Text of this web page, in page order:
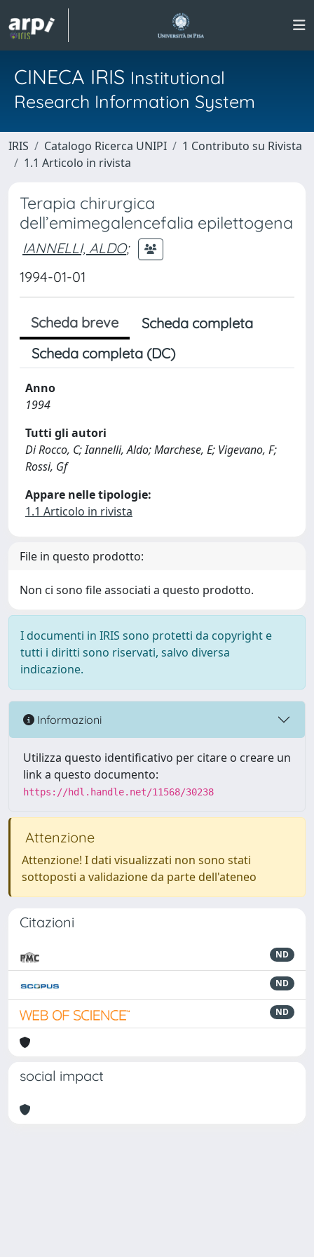
CINECA IRIS Institutional
Research Information System
IRIS Catalogo Ricerca UNIPI
1 Contributo su Rivista
1.1 Articolo in rivista
Terapia chirurgica
dell’emimegalencefalia epilettogena
IANNELLI, ALDO;
1994-01-01
Scheda breve
Scheda completa
Scheda completa (DC)
Anno
1994
Tutti gli autori
Di Rocco, C; Iannelli, Aldo; Marchese, E; Vigevano, F;
Rossi, Gf
Appare nelle tipologie:
1.1 Articolo in rivista
File in questo prodotto:
Non ci sono file associati a questo prodotto.
I documenti in IRIS sono protetti da copyright e
tutti i diritti sono riservati, salvo diversa
indicazione.
Informazioni
Utilizza questo identificativo per citare o creare un
link a questo documento:
https://hdl.handle.net/11568/30238
Attenzione
Attenzione! I dati visualizzati non sono stati
sottoposti a validazione da parte dell'ateneo
Citazioni
ND
ND
ND
social impact